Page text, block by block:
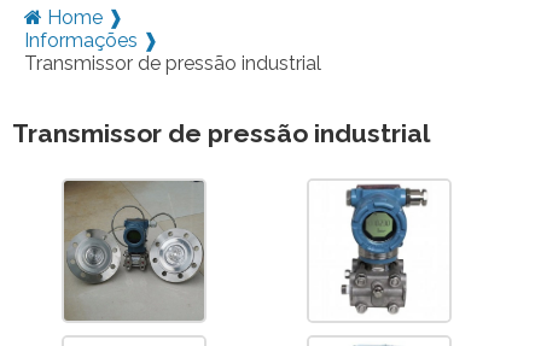
Home ❱
Informações ❱
Transmissor de pressão industrial
Transmissor de pressão industrial